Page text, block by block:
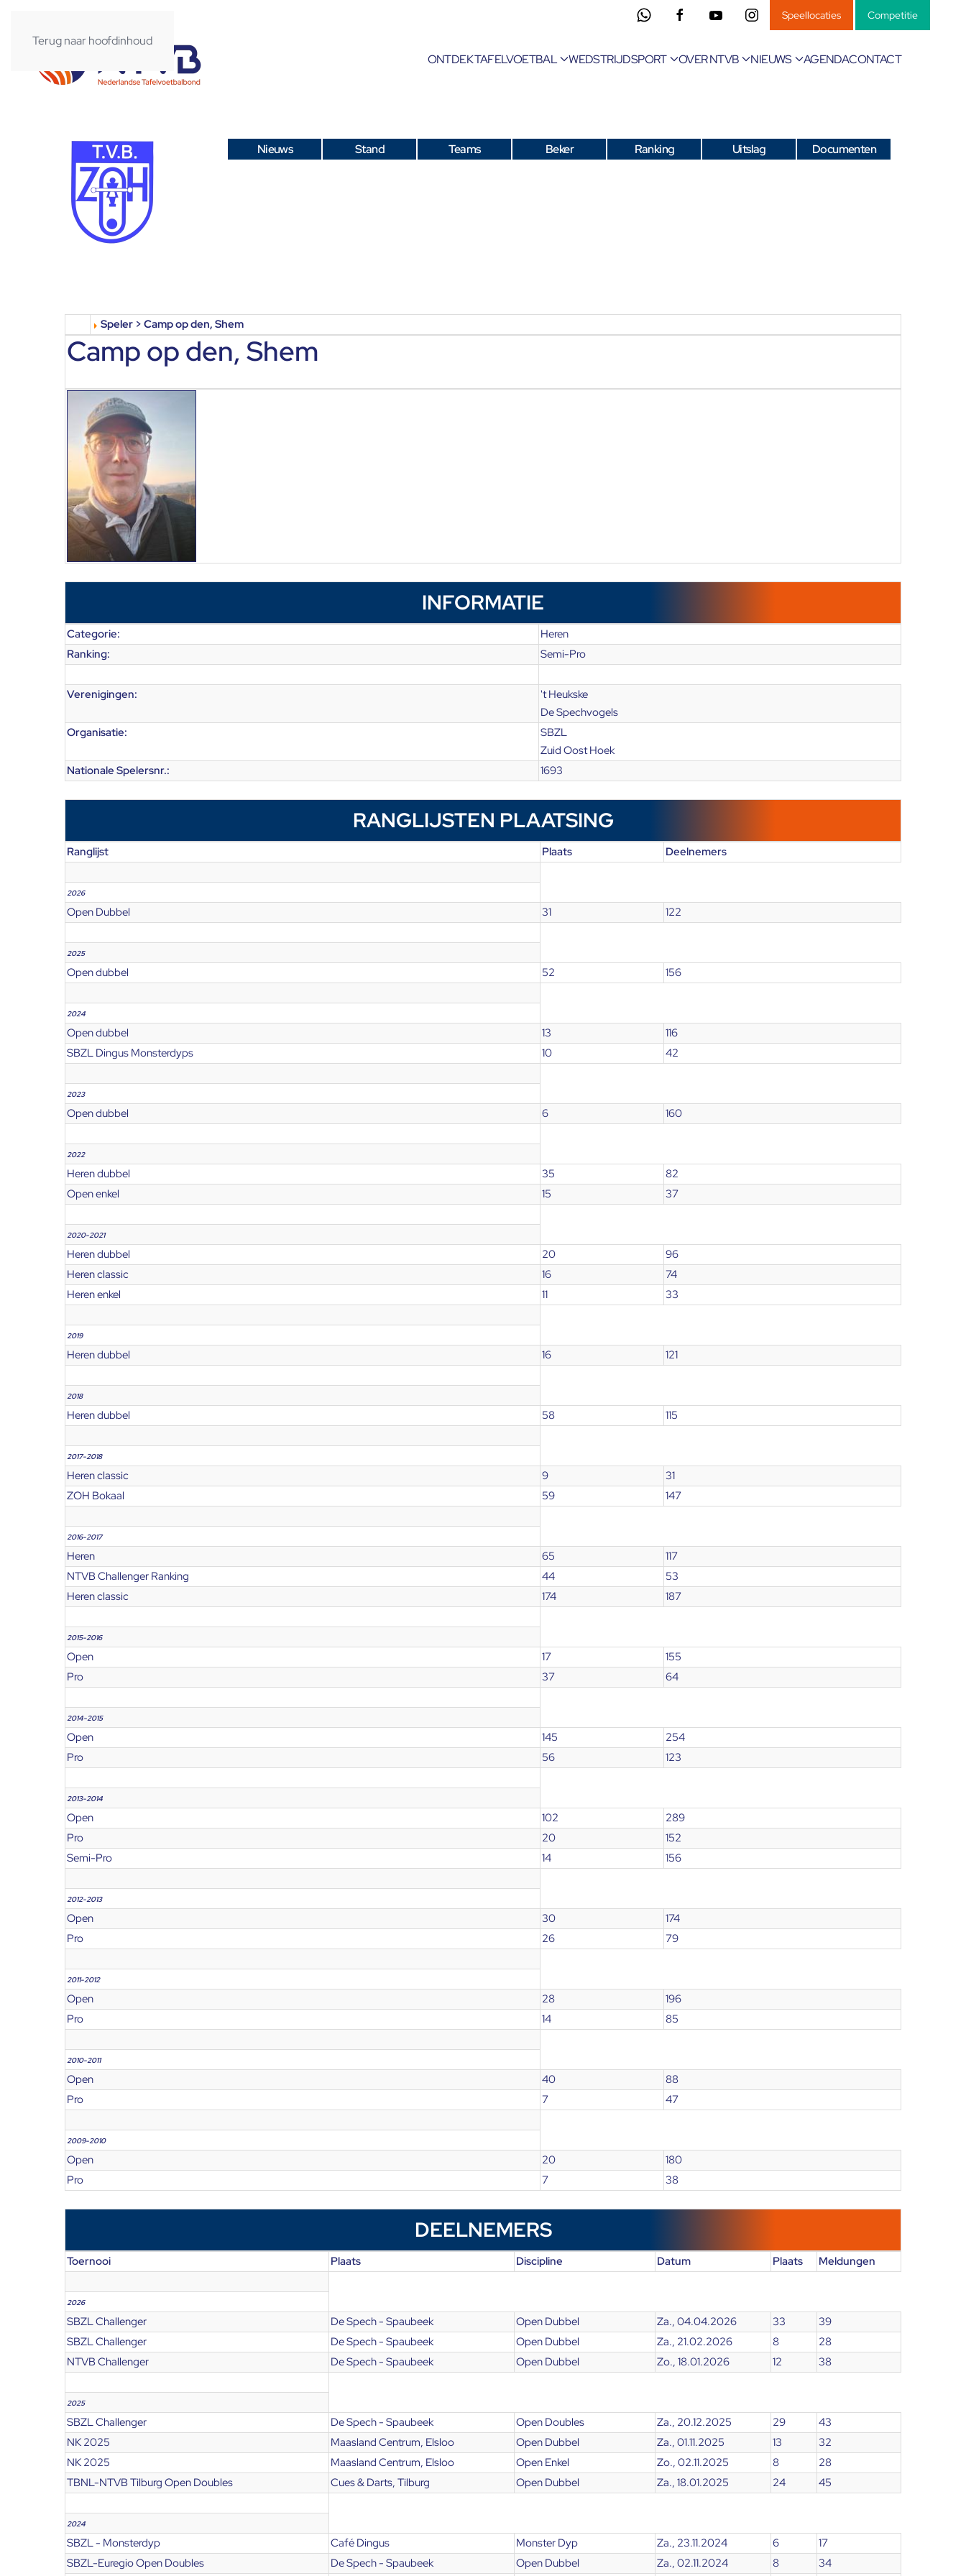
Terug naar hoofdinhoud
Speellocaties Competitie
ONTDEK TAFELVOETBAL WEDSTRIJDSPORT OVER NTVB NIEUWS AGENDACONTACT
Nieuws Stand Teams Beker Ranking Uitslag Documenten
Speler > Camp op den, Shem
Camp op den, Shem
INFORMATIE
Categorie:
Heren
Ranking:
Semi-Pro
Verenigingen:
't Heukske
De Spechvogels
Organisatie:
SBZL
Zuid Oost Hoek
Nationale Spelersnr.:
1693
RANGLIJSTEN PLAATSING
Ranglijst Plaats Deelnemers
2026
Open Dubbel 31 122
2025
Open dubbel 52 156
2024
Open dubbel 13
116
SBZL Dingus Monsterdyps
10 42
2023
Open dubbel 6 160
2022
Heren dubbel 35
82
Open enkel
15 37
2020-2021
Heren dubbel 20
96
Heren classic
16
74
Heren enkel
11 33
2019
Heren dubbel 16 121
2018
Heren dubbel 58 115
2017-2018
Heren classic 9
31
ZOH Bokaal
59 147
2016-2017
Heren 65
117
NTVB Challenger Ranking
44
53
Heren classic
174 187
2015-2016
Open 17
155
Pro
37 64
2014-2015
Open 145
254
Pro
56 123
2013-2014
Open 102
289
Pro
20
152
Semi-Pro
14 156
2012-2013
Open 30
174
Pro
26 79
2011-2012
Open 28
196
Pro
14 85
2010-2011
Open 40
88
Pro
7 47
2009-2010
Open 20
180
Pro
7 38
DEELNEMERS
Toernooi Plaats Discipline Datum Plaats Meldungen
2026
SBZL Challenger De Spech - Spaubeek Open Dubbel Za., 04.04.2026 33
39
SBZL Challenger
De Spech - Spaubeek Open Dubbel Za., 21.02.2026 8
28
NTVB Challenger
De Spech - Spaubeek Open Dubbel Zo., 18.01.2026 12 38
2025
SBZL Challenger De Spech - Spaubeek Open Doubles Za., 20.12.2025 29
43
NK 2025
Maasland Centrum, Elsloo Open Dubbel Za., 01.11.2025 13
32
NK 2025
Maasland Centrum, Elsloo Open Enkel Zo., 02.11.2025 8
28
TBNL-NTVB Tilburg Open Doubles
Cues & Darts, Tilburg Open Dubbel Za., 18.01.2025 24 45
2024
SBZL - Monsterdyp Café Dingus Monster Dyp Za., 23.11.2024 6
17
SBZL-Euregio Open Doubles
De Spech - Spaubeek Open Dubbel Za., 02.11.2024 8 34